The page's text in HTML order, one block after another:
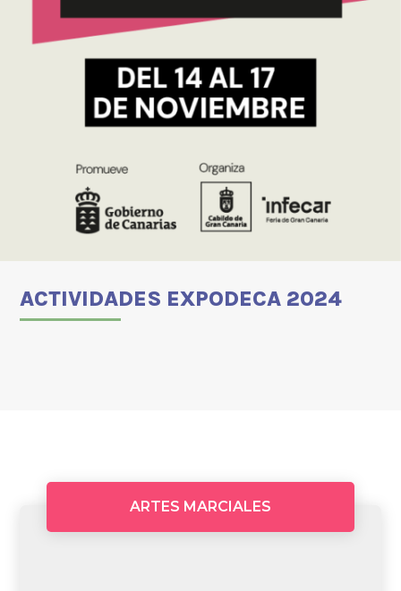
ACTIVIDADES EXPODECA 2024
ARTES MARCIALES